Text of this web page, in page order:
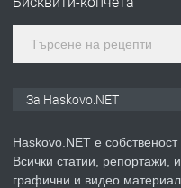
За Haskovo.NET
Haskovo.NET е
Всички статии, репортажи,
графични и видео